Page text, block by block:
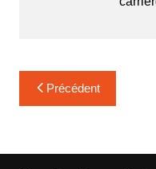
Navigation
de
Précédent